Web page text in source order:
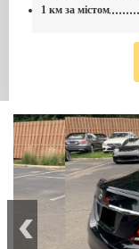
1 км за містом